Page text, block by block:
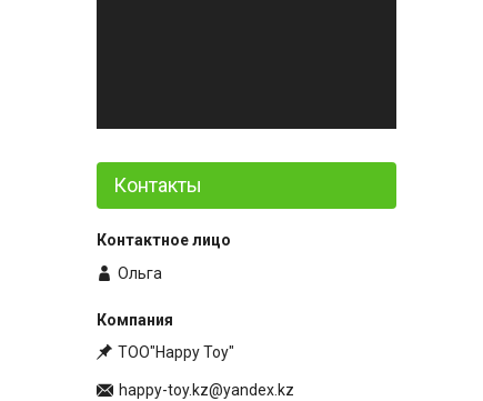
Контакты
Ольга
ТОО"Happy Toy"
happy-toy.kz@yandex.kz